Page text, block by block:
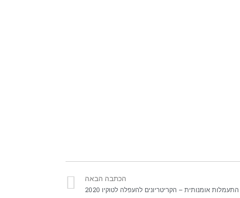
הכתבה הבאה
התעמלות אומנותית – הקריטריונים להעפלה לטוקיו 2020